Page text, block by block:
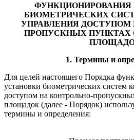
ФУНКЦИОНИРОВАНИЯ
БИОМЕТРИЧЕСКИХ
УПРАВЛЕНИЯ ДОСТУПОМ
ПРОПУСКНЫХ ПУНКТАХ
1. Термины и
Для целей настоящего Порядка
установки биометрических систем
доступом на контрольно-
площадок (далее - Порядок)
термины и определения: